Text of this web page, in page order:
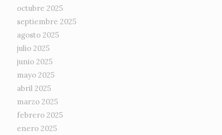
octubre 2025
septiembre 2025
agosto 2025
julio 2025
junio 2025
mayo 2025
abril 2025
marzo 2025
febrero 2025
enero 2025